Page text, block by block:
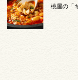
桃屋の「